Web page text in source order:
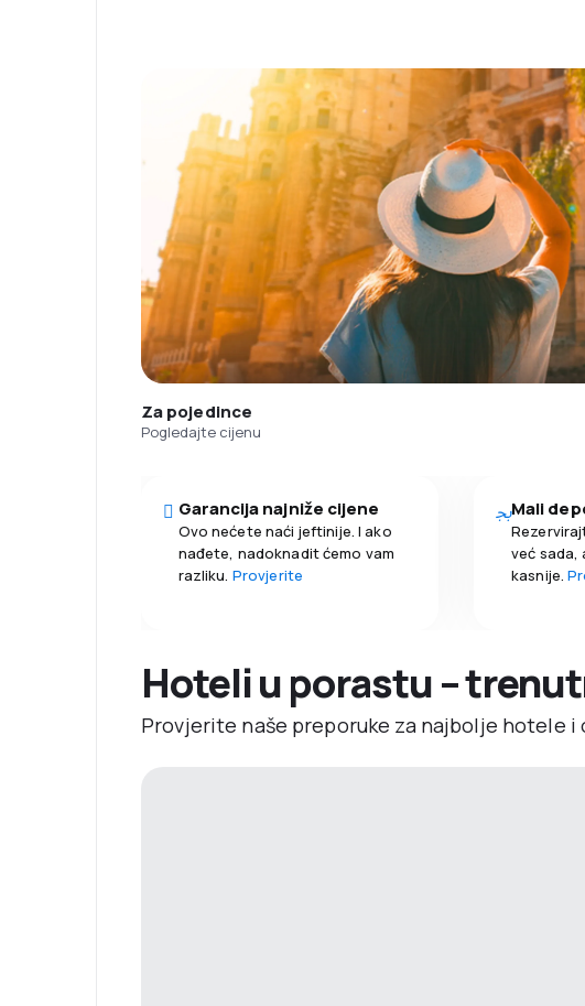
Za pojedince
Pogledajte cijenu
Garancija najniže cijene
Ovo nećete naći jeftinije. I ako
nađete, nadoknadit ćemo vam
razliku. Provjerite
Mali
već
kasnije.
Hoteli u porastu –
Provjerite naše preporuke za najbolje hotele